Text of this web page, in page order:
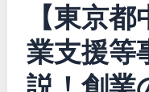
【東京
業支援等